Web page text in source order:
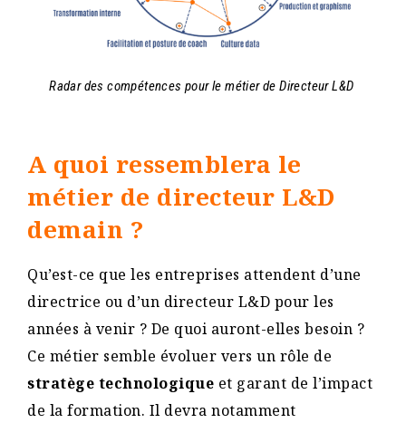
Radar des compétences pour le métier de Directeur L&D
A quoi ressemblera le
métier de directeur L&D
demain ?
Qu’est-ce que les entreprises attendent d’une
directrice ou d’un directeur L&D pour les
années à venir ? De quoi auront-elles besoin ?
Ce métier semble évoluer vers un rôle de
stratège technologique et garant de l’impact
de la formation. Il devra notamment